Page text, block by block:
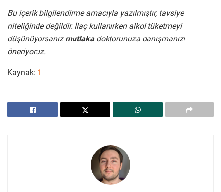
Bu içerik bilgilendirme amacıyla yazılmıştır, tavsiye
niteliğinde değildir. İlaç kullanırken alkol tüketmeyi
düşünüyorsanız mutlakadoktorunuza danışmanızı
öneriyoruz.
Kaynak: 1